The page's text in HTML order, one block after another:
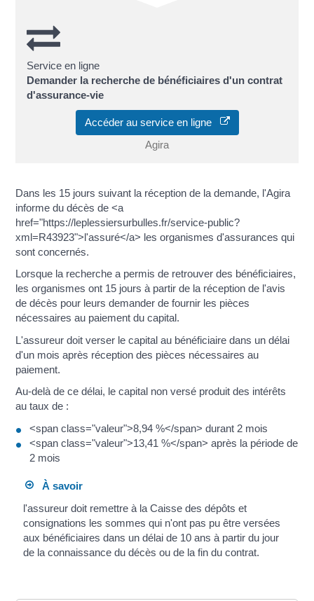
Service en ligne
Demander la recherche de bénéficiaires d'un contrat
d'assurance-vie
Accéder au service en ligne
Agira
Dans les 15 jours suivant la réception de la demande, l'Agira
informe du décès de <a
href="https://leplessiersurbulles.fr/service-public?
xml=R43923">l'assuré</a> les organismes d'assurances qui
sont concernés.
Lorsque la recherche a permis de retrouver des bénéficiaires,
les organismes ont 15 jours à partir de la réception de l'avis
de décès pour leurs demander de fournir les pièces
nécessaires au paiement du capital.
L'assureur doit verser le capital au bénéficiaire dans un délai
d'un mois après réception des pièces nécessaires au
paiement.
Au-delà de ce délai, le capital non versé produit des intérêts
au taux de :
<span class="valeur">8,94 %</span> durant 2 mois
<span class="valeur">13,41 %</span> après la période de
2 mois
À savoir
l'assureur doit remettre à la Caisse des dépôts et
consignations les sommes qui n'ont pas pu être versées
aux bénéficiaires dans un délai de 10 ans à partir du jour
de la connaissance du décès ou de la fin du contrat.